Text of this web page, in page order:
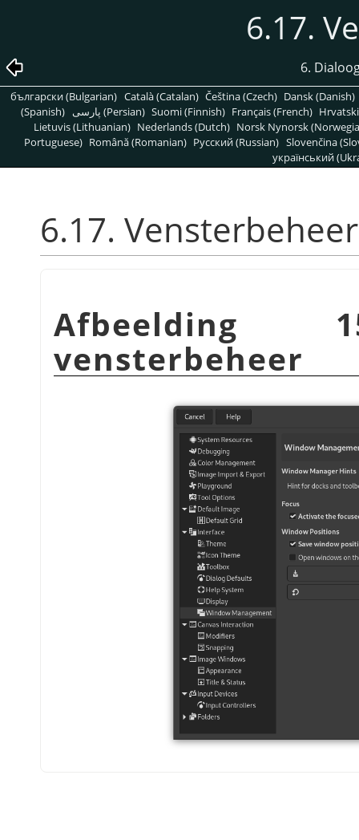
6.17.
6.
български (Bulgarian) Català (Catalan) Čeština (Czech) Dansk (Danish)
(Spanish)
پارسی (Persian) Suomi (Finnish) Français (French)
Lietuvis (Lithuanian) Nederlands (Dutch) Norsk Nynorsk
Portuguese) Română (Romanian) Pусский (Russian) Slovenčina
український
6.17. Vensterbeheer
Afbeelding
vensterbeheer